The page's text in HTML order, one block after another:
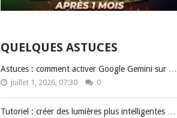
QUELQUES ASTUCES
Astuces : comment activer Google Gemini sur …
juillet 1, 2026, 07:30 0
Tutoriel : créer des lumières plus intelligentes …